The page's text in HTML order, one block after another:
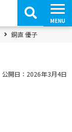
MENU
銅直 優子
公開日：2026年3月4日